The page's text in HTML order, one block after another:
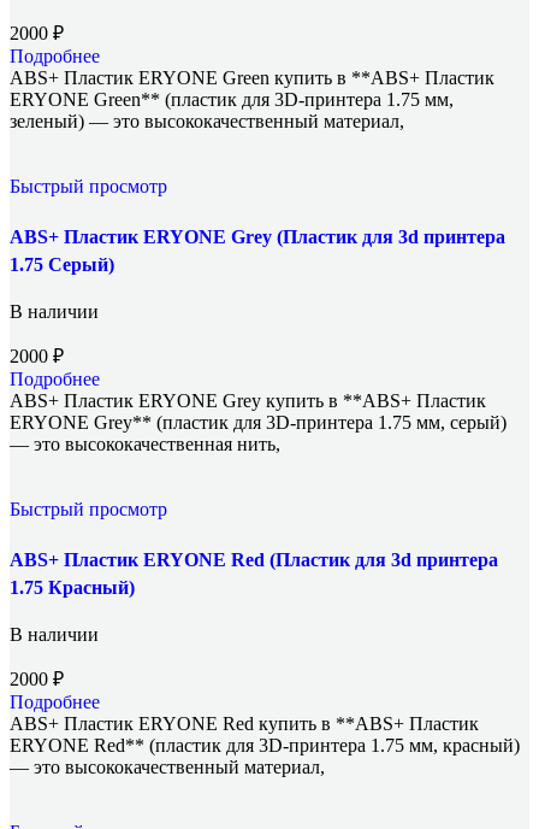
2000 ₽
Подробнее
ABS+ Пластик ERYONE Green купить в **ABS+ Пластик
ERYONE Green** (пластик для 3D-принтера 1.75 мм,
зеленый) — это высококачественный материал,
Быстрый просмотр
ABS+ Пластик ERYONE Grey (Пластик для 3d принтера
1.75 Серый)
В наличии
2000 ₽
Подробнее
ABS+ Пластик ERYONE Grey купить в **ABS+ Пластик
ERYONE Grey** (пластик для 3D-принтера 1.75 мм, серый)
— это высококачественная нить,
Быстрый просмотр
ABS+ Пластик ERYONE Red (Пластик для 3d принтера
1.75 Красный)
В наличии
2000 ₽
Подробнее
ABS+ Пластик ERYONE Red купить в **ABS+ Пластик
ERYONE Red** (пластик для 3D-принтера 1.75 мм, красный)
— это высококачественный материал,